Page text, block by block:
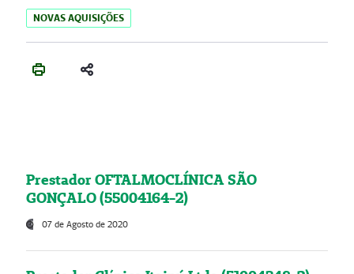
NOVAS AQUISIÇÕES
Prestador OFTALMOCLÍNICA SÃO
GONÇALO (55004164-2)
07 de Agosto de 2020